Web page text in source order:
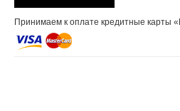
Принимаем к оплате кредитные карты